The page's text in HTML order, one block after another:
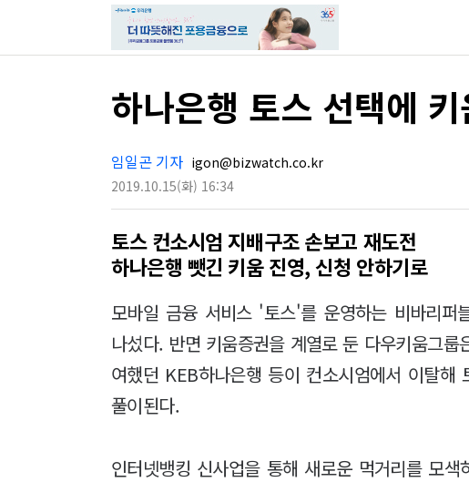
하나은행 토스 선택에
임일곤 기자 igon@bizwatch.co.kr
2019.10.15(화) 16:34
토스 컨소시엄 지배구조 손보고 재도전
하나은행 뺏긴 키움 진영, 신청 안하기로
모바일 금융 서비스 '토스'를 운영하는 비바리퍼
나섰다. 반면 키움증권을 계열로 둔 다우키움그
여했던 KEB하나은행 등이 컨소시엄에서 이탈
풀이된다.
인터넷뱅킹 신사업을 통해 새로운 먹거리를 모